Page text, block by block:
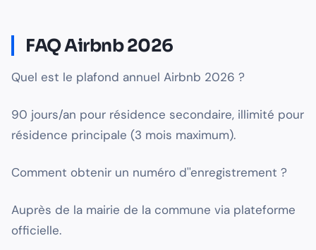
FAQ Airbnb 2026
Quel est le plafond annuel Airbnb 2026 ?
90 jours/an pour résidence secondaire, illimité pour
résidence principale (3 mois maximum).
Comment obtenir un numéro d''enregistrement ?
Auprès de la mairie de la commune via plateforme
officielle.